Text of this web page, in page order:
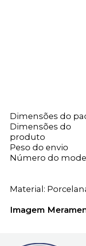
Dimensões do
Dimensões do
produto
Peso do envio
Número do
Material:
Imagem